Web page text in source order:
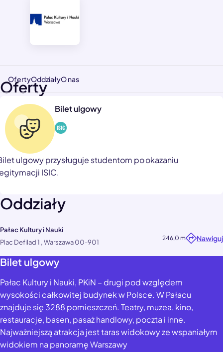
OfertyOddziałyO nas
Oferty
Bilet ulgowy
ulgowy przysługuje studentom po okazaniu
ISIC.
Oddziały
Pałac Kultury i Nauki
Plac Defilad 1 , Warszawa 00-901
246,0 m Nawiguj
Bilet ulgowy
Pałac Kultury i Nauki, PKiN – drugi pod względem
wysokości całkowitej budynek w Polsce. W Pałacu
znajduje się 3288 pomieszczeń. Teatry, muzea, kino,
restauracje, basen, pasaż handlowy, poczta i inne.
Najważniejszą atrakcja jest taras widokowy ze wspaniałym
widokiem na panoramę Warszawy